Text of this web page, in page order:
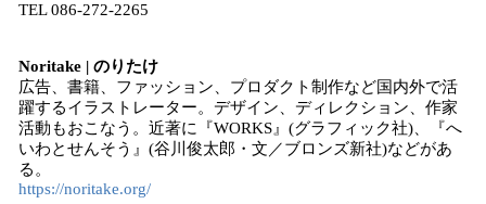
TEL 086-272-2265
Noritake | のりたけ
広告、書籍、ファッション、プロダクト制作など国内外で活
躍するイラストレーター。デザイン、ディレクション、作家
活動もおこなう。近著に『WORKS』(グラフィック社)、『へ
いわとせんそう』(谷川俊太郎・文／ブロンズ新社)などがあ
る。
https://noritake.org/